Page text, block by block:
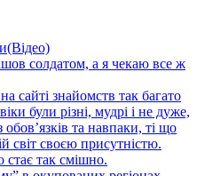
солдатом, а я чекаю все ж
сайті знайомств так багато
були різні, мудрі і не дуже,
обов’язків та навпаки, ті що
світ своєю присутністю.
стає так смішно.